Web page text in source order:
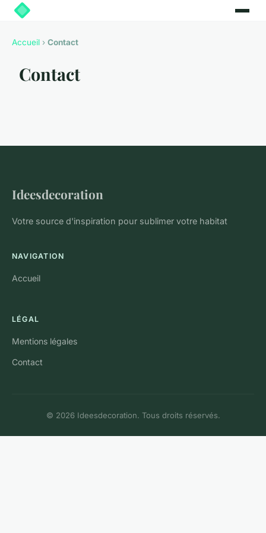
Accueil › Contact
Contact
Ideesdecoration
Votre source d'inspiration pour sublimer votre habitat
NAVIGATION
Accueil
LÉGAL
Mentions légales
Contact
© 2026 Ideesdecoration. Tous droits réservés.